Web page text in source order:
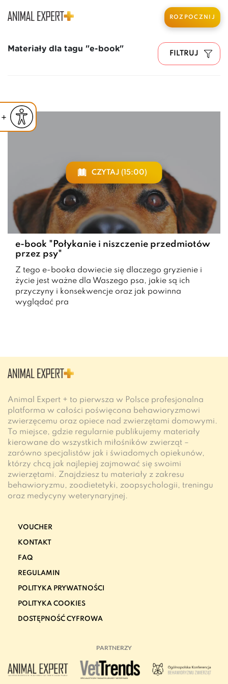
czcionkę
czcionka
Powiększ czcionkę
ROZPOCZNIJ
Materiały dla tagu "e-book"
FILTRUJ
CZYTAJ (15:00)
e-book "Połykanie i niszczenie przedmiotów
przez psy"
Z tego e-booka dowiecie się dlaczego gryzienie i
życie jest ważne dla Waszego psa, jakie są ich
przyczyny i konsekwencje oraz jak powinna
wyglądać pra
Animal Expert + to pierwsza w Polsce profesjonalna
platforma w całości poświęcona behawioryzmowi
zwierzęcemu oraz opiece nad zwierzętami domowymi.
To miejsce, gdzie regularnie publikujemy materiały
kierowane do wszystkich miłośników zwierząt –
zarówno specjalistów jak i świadomych opiekunów,
którzy chcą jak najlepiej zajmować się swoimi
zwierzętami. Znajdziesz tu materiały z zakresu
behawioryzmu, zoodietetyki, zoopsychologii, treningu
oraz medycyny weterynaryjnej.
VOUCHER
KONTAKT
FAQ
REGULAMIN
POLITYKA PRYWATNOŚCI
POLITYKA COOKIES
DOSTĘPNOŚĆ CYFROWA
PARTNERZY